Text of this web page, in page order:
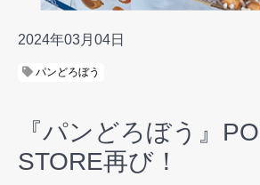
2024年03月04日
パンどろぼう
『パンどろぼう』
STORE再び！